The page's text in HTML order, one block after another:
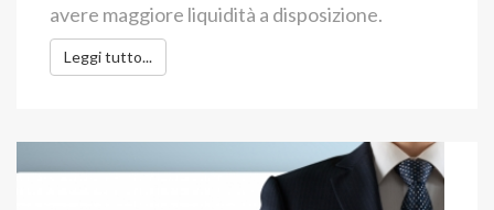
avere maggiore liquidità a disposizione.
Leggi tutto...